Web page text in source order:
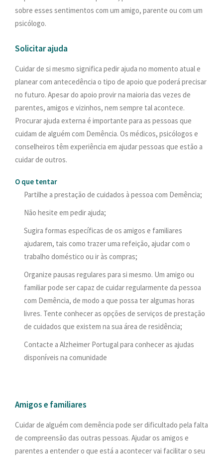
sobre esses sentimentos com um amigo, parente ou com um
psicólogo.
Solicitar ajuda
Cuidar de si mesmo significa pedir ajuda no momento atual e
planear com antecedência o tipo de apoio que poderá precisar
no futuro. Apesar do apoio provir na maioria das vezes de
parentes, amigos e vizinhos, nem sempre tal acontece.
Procurar ajuda externa é importante para as pessoas que
cuidam de alguém com Demência. Os médicos, psicólogos e
conselheiros têm experiência em ajudar pessoas que estão a
cuidar de outros.
O que tentar
Partilhe a prestação de cuidados à pessoa com Demência;
Não hesite em pedir ajuda;
Sugira formas específicas de os amigos e familiares
ajudarem, tais como trazer uma refeição, ajudar com o
trabalho doméstico ou ir às compras;
Organize pausas regulares para si mesmo. Um amigo ou
familiar pode ser capaz de cuidar regularmente da pessoa
com Demência, de modo a que possa ter algumas horas
livres. Tente conhecer as opções de serviços de prestação
de cuidados que existem na sua área de residência;
Contacte a Alzheimer Portugal para conhecer as ajudas
disponíveis na comunidade
Amigos e familiares
Cuidar de alguém com demência pode ser dificultado pela falta
de compreensão das outras pessoas. Ajudar os amigos e
parentes a entender o que está a acontecer vai facilitar o seu